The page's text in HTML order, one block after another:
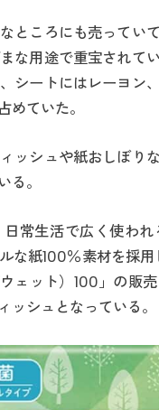
ところにも売ってい
な用途で重宝されて
シートにはレーヨン
めていた。
ッシュや紙おしぼり
。
常生活で広く使わ
な紙100％素材を採
ェット）100」の販
ッシュとなっている。